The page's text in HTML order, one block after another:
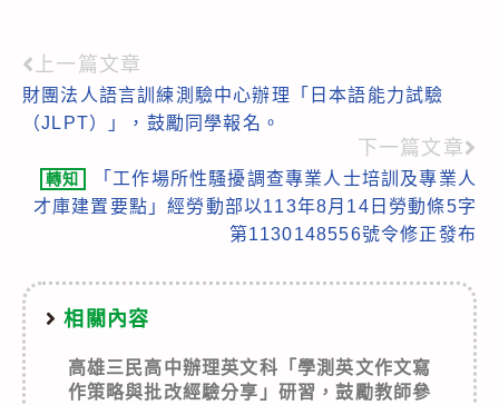
Read
more
上一篇文章
財團法人語言訓練測驗中心辦理「日本語能力試驗
（JLPT）」，鼓勵同學報名。
下一篇文章
轉知
「工作場所性騷擾調查專業人士培訓及專業人
才庫建置要點」經勞動部以113年8月14日勞動條5字
第1130148556號令修正發布
相關內容
高雄三民高中辦理英文科「學測英文作文寫
作策略與批改經驗分享」研習，鼓勵教師參